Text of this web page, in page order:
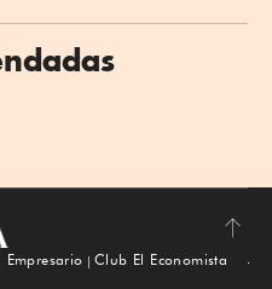
Subir
Empresario
Club El Economista